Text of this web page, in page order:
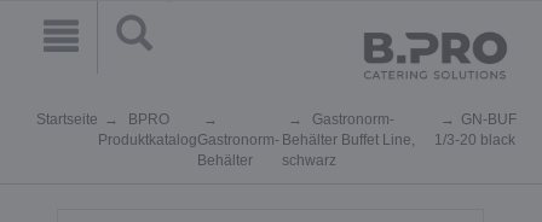
Startseite
BPRO
ProduktkatalogGastronorm-
Behälter
Gastronorm-
Behälter Buffet Line,
schwarz
GN-BUF
1/3-20 black